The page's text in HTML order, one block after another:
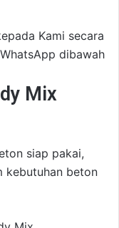
Kami secara
dibawah
Mix
siap pakai,
kebutuhan beton